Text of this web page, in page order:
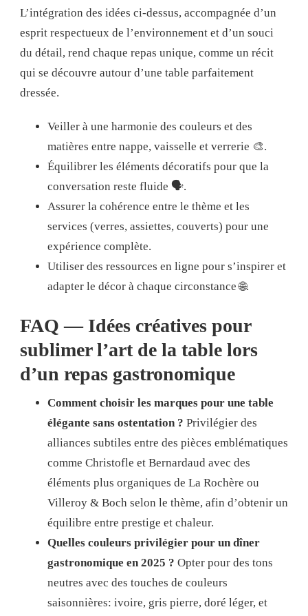
L’intégration des idées ci-dessus, accompagnée d’un
esprit respectueux de l’environnement et d’un souci
du détail, rend chaque repas unique, comme un récit
qui se découvre autour d’une table parfaitement
dressée.
Veiller à une harmonie des couleurs et des
matières entre nappe, vaisselle et verrerie 🎨.
Équilibrer les éléments décoratifs pour que la
conversation reste fluide 🗣️.
Assurer la cohérence entre le thème et les
services (verres, assiettes, couverts) pour une
expérience complète.
Utiliser des ressources en ligne pour s’inspirer et
adapter le décor à chaque circonstance 🌐.
FAQ — Idées créatives pour
sublimer l’art de la table lors
d’un repas gastronomique
Comment choisir les marques pour une table
élégante sans ostentation ? Privilégier des
alliances subtiles entre des pièces emblématiques
comme Christofle et Bernardaud avec des
éléments plus organiques de La Rochère ou
Villeroy & Boch selon le thème, afin d’obtenir un
équilibre entre prestige et chaleur.
Quelles couleurs privilégier pour un dîner
gastronomique en 2025 ? Opter pour des tons
neutres avec des touches de couleurs
saisonnières: ivoire, gris pierre, doré léger, et